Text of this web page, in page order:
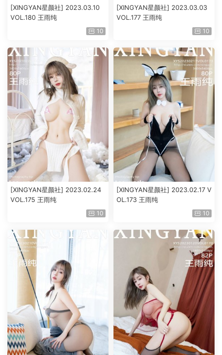
[XINGYAN星颜社] 2023.03.10
VOL.180 王雨纯
10
[XINGYAN星颜社] 2023.03.03
VOL.177 王雨纯
10
[XINGYAN星颜社] 2023.02.24
VOL.175 王雨纯
10
[XINGYAN星颜社] 2023.02.17 V
OL.173 王雨纯
10